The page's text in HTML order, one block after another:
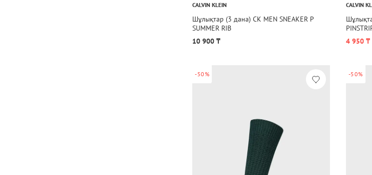
CALVIN KLEIN
Шұлықтар (3 дана) CK MEN SNEAKER P
SUMMER RIB
10 900 ₸
CALVIN
4 950 ₸
-50% -50%